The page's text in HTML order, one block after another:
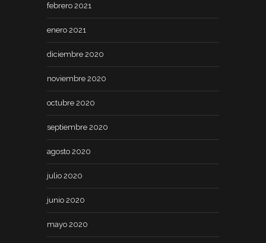
febrero 2021
enero 2021
diciembre 2020
noviembre 2020
octubre 2020
septiembre 2020
agosto 2020
julio 2020
junio 2020
mayo 2020